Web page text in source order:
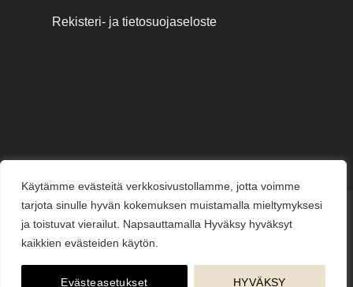
Käytämme evästeitä verkkosivustollamme, jotta voimme
tarjota sinulle hyvän kokemuksen muistamalla mieltymyksesi
ja toistuvat vierailut. Napsauttamalla Hyväksy hyväksyt
kaikkien evästeiden käytön.
Evästeasetukset HYVÄKSY
Rekisteri- ja tietosuojaseloste
KESÄJUHLAT KUKKAKAUPPA